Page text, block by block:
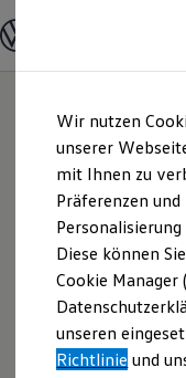
Hauptinhalt
springen
Footer
springen
Modelle und
Modelle
Elektroautos
ENERGY
SUV und
Kombis
Sportwagen
Schnell
Angebote und
Aktuelle
E-Auto-
Wir nutzen
unserer
mit Ihnen zu
Präferenzen
Diese können
Cookie
unseren
Richtlinie und